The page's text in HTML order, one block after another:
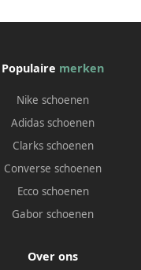
Populaire merken
Nike schoenen
Adidas schoenen
Clarks schoenen
Converse schoenen
Ecco schoenen
Gabor schoenen
Over ons